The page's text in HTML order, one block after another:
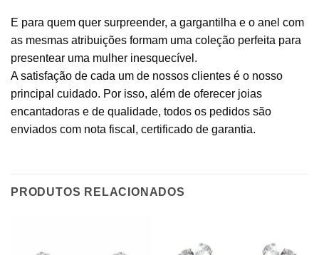
E para quem quer surpreender, a gargantilha e o anel com
as mesmas atribuições formam uma coleção perfeita para
presentear uma mulher inesquecível.
A satisfação de cada um de nossos clientes é o nosso
principal cuidado. Por isso, além de oferecer joias
encantadoras e de qualidade, todos os pedidos são
enviados com nota fiscal, certificado de garantia.
PRODUTOS RELACIONADOS